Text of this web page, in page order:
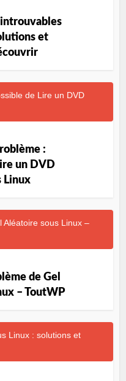
et
:
un DVD
Linux
de Gel
– ToutWP